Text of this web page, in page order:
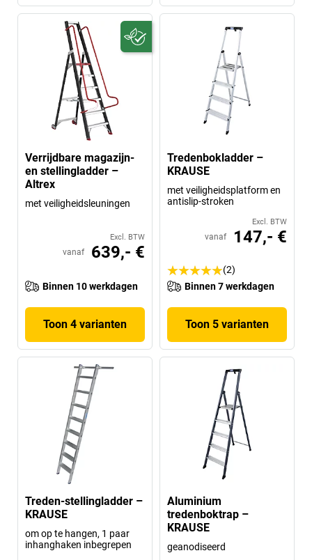
Verrijdbare magazijn-
en stellingladder –
Altrex
met veiligheidsleuningen
Excl. BTW
vanaf 639,- €
Binnen 10 werkdagen
Toon 4 varianten
Tredenbokladder –
KRAUSE
met veiligheidsplatform en
antislip-stroken
Excl. BTW
vanaf 147,- €
(2)
Binnen 7 werkdagen
Toon 5 varianten
Treden-stellingladder –
KRAUSE
om op te hangen, 1 paar
inhanghaken inbegrepen
Aluminium
tredenboktrap –
KRAUSE
geanodiseerd